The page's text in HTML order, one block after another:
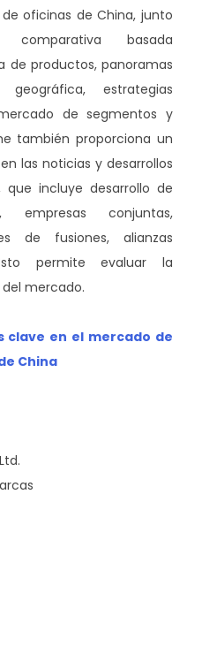
oficinas de China, junto
basada
de productos, panoramas
geográfica, estrategias
de segmentos y
también proporciona un
las noticias y desarrollos
incluye desarrollo de
empresas conjuntas,
de fusiones, alianzas
permite evaluar la
mercado.
clave en el mercado de
China